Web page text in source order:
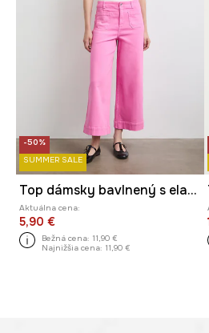
-50%
SUMMER SALE
Top dámsky bavlnený s elastanom hladký
Aktuálna cena:
5,90 €
Bežná cena: 11,90 €
Najnižšia cena: 11,90 €